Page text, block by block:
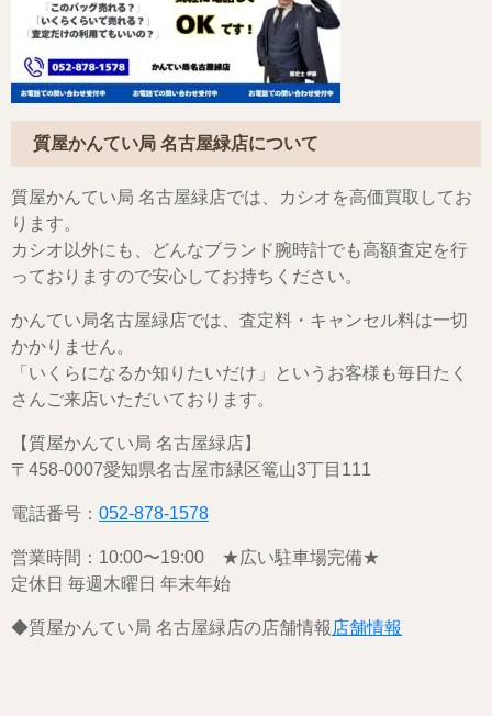
質屋かんてい局 名古屋緑店について
質屋かんてい局 名古屋緑店では、カシオを高価買取してお
ります。
カシオ以外にも、どんなブランド腕時計でも高額査定を行
っておりますので安心してお持ちください。
かんてい局名古屋緑店では、査定料・キャンセル料は一切
かかりません。
「いくらになるか知りたいだけ」というお客様も毎日たく
さんご来店いただいております。
【質屋かんてい局 名古屋緑店】
〒458-0007愛知県名古屋市緑区篭山3丁目111
電話番号： 052-878-1578
営業時間：10:00〜19:00 ★広い駐車場完備★
定休日 毎週木曜日 年末年始
◆質屋かんてい局 名古屋緑店の店舗情報 店舗情報